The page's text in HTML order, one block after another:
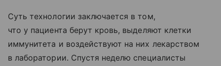
Суть технологии заключается в том,
что у пациента берут кровь, выделяют клетки
иммунитета и воздействуют на них лекарством
в лаборатории. Спустя неделю специалисты